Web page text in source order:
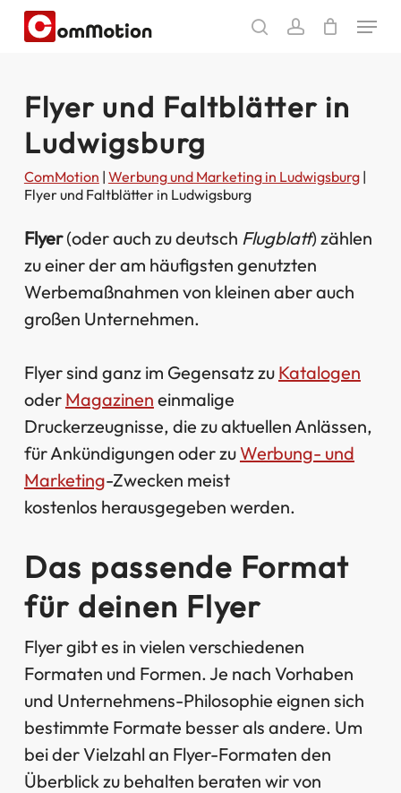
Skip
content
searchaccount
Menu
Flyer und Faltblätter in
Ludwigsburg
ComMotion | Werbung und Marketing in Ludwigsburg|
Flyer und Faltblätter in Ludwigsburg
Flyer(oder auch zu deutsch Flugblatt) zählen
zu einer der am häufigsten genutzten
Werbemaßnahmen von kleinen aber auch
großen Unternehmen.
Flyer sind ganz im Gegensatz zu Katalogen
oder Magazinen einmalige
Druckerzeugnisse, die zu aktuellen Anlässen,
für Ankündigungen oder zuWerbung- und
Marketing-Zwecken meist
kostenlos herausgegeben werden.
Das passende Format
für deinen Flyer
Flyer gibt es in vielen verschiedenen
Formaten und Formen. Je nach Vorhaben
und Unternehmens-Philosophie eignen sich
bestimmte Formate besser als andere. Um
bei der Vielzahl an Flyer-Formaten den
Überblick zu behalten beraten wir von